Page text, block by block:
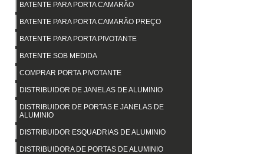
BATENTE PARA PORTA CAMARÃO
BATENTE PARA PORTA CAMARÃO PREÇO
BATENTE PARA PORTA PIVOTANTE
BATENTE SOB MEDIDA
COMPRAR PORTA PIVOTANTE
DISTRIBUIDOR DE JANELAS DE ALUMINIO
DISTRIBUIDOR DE PORTAS E JANELAS DE
ALUMINIO
DISTRIBUIDOR ESQUADRIAS DE ALUMINIO
DISTRIBUIDORA DE PORTAS DE ALUMINIO